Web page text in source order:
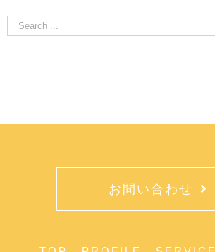
Search
for:
お問い合わせ